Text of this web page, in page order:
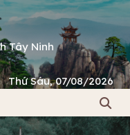
Tây Ninh
Thứ Sáu, 07/08/2026